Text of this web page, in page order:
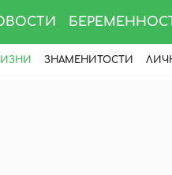
ЗНАМЕНИТОСТИ